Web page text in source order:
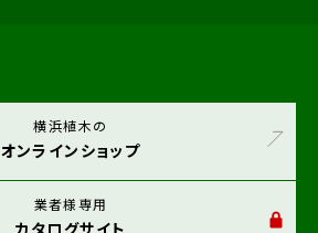
横浜植木の
オンラインショップ
業者様専用